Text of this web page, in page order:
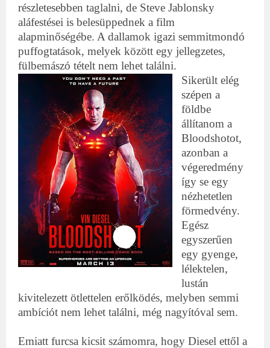
részletesebben taglalni, de Steve Jablonsky
aláfestései is belesüppednek a film
alapminőségébe. A dallamok igazi semmitmondó
puffogtatások, melyek között egy jellegzetes,
fülbemászó tételt nem lehet találni.
Sikerült elég
szépen a
földbe
állítanom a
Bloodshotot,
azonban a
végeredmény
így se egy
nézhetetlen
förmedvény.
Egész
egyszerűen
egy gyenge,
lélektelen,
lustán
kivitelezett ötlettelen erőlködés, melyben semmi
ambíciót nem lehet találni, még nagyítóval sem.
Emiatt furcsa kicsit számomra, hogy Diesel ettől a